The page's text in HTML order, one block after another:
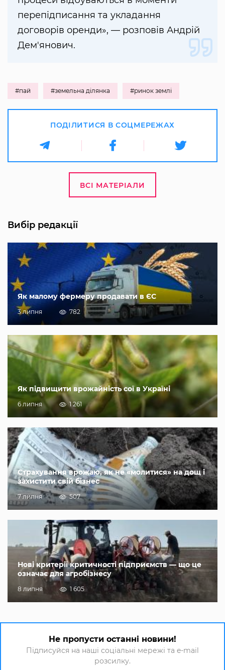
перепідписання та укладання
договорів оренди», — розповів Андрій
Дем'янович.
#пай #земельна ділянка #ринок землі
ПОДІЛИТИСЯ В СОЦМЕРЕЖАХ
ВСІ МАТЕРІАЛИ
Вибір редакції
Як малому фермеру продавати в ЄС
3 липня 782
Як підвищити врожайність сої в Україні
6 липня 1 261
Страхування врожаю, як не «молитися» на дощ і
захистити свій бізнес
7 липня 507
Нові критерії критичності підприємств — що це
означає для агробізнесу
8 липня 1 605
Не пропусти останні новини!
Підписуйся на наші соціальні мережі та e-mail
розсилку.